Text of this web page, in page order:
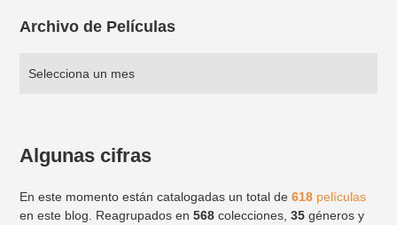
Archivo de Películas
Algunas cifras
En este momento están catalogadas un total de618 películas
en este blog. Reagrupados en568 colecciones,35 géneros y